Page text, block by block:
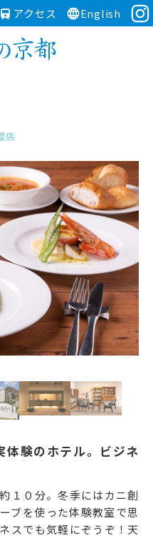
アクセス English
店
体験のホテル。ビジネ
１０分。冬季にはカニ創
ブを使った体験教室で思
スでも気軽にぞうぞ！天